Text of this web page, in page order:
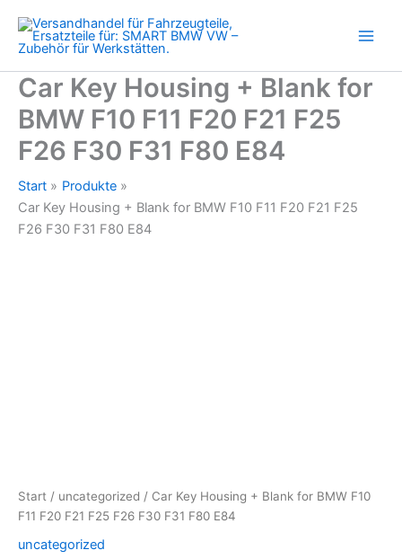
Inhalt
springen
Car Key Housing + Blank for
BMW F10 F11 F20 F21 F25
F26 F30 F31 F80 E84
Start
Produkte
Car Key Housing + Blank for BMW F10 F11 F20 F21 F25
F26 F30 F31 F80 E84
Start / uncategorized / Car Key Housing + Blank for BMW F10
F11 F20 F21 F25 F26 F30 F31 F80 E84
uncategorized
BMW
F10
F11
F20
F21
F25
F26
F30
E84
Menge